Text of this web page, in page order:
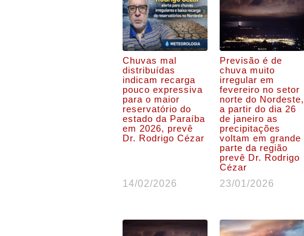
Chuvas mal
distribuídas
indicam recarga
pouco expressiva
para o maior
reservatório do
estado da Paraíba
em 2026, prevê
Dr. Rodrigo Cézar
14/02/2026
Previsão é de
chuva muito
irregular em
fevereiro no setor
norte do Nordeste,
a partir do dia 26
de janeiro as
precipitações
voltam em grande
parte da região
prevê Dr. Rodrigo
Cézar
23/01/2026